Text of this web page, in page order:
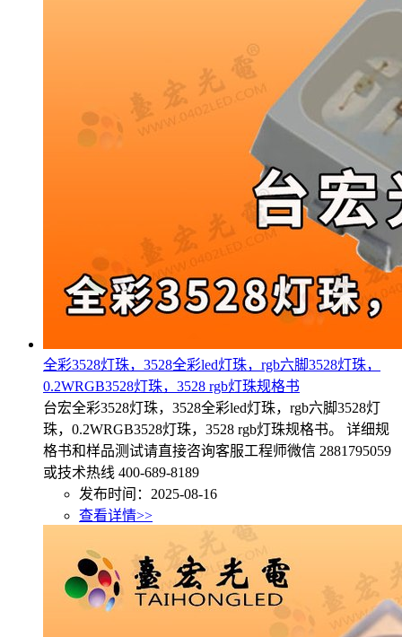
全彩3528灯珠，3528全彩led灯珠，rgb六脚3528灯珠，
0.2WRGB3528灯珠，3528 rgb灯珠规格书
台宏全彩3528灯珠，3528全彩led灯珠，rgb六脚3528灯
珠，0.2WRGB3528灯珠，3528 rgb灯珠规格书。 详细规
格书和样品测试请直接咨询客服工程师微信 2881795059
或技术热线 400-689-8189
发布时间：2025-08-16
查看详情>>